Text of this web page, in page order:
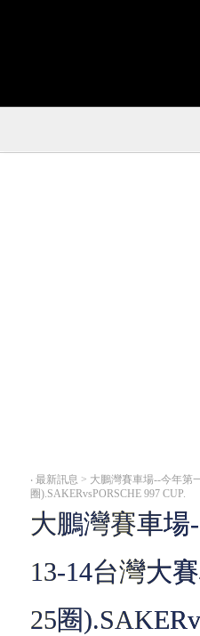
‧最新訊息 > 大鵬灣賽車場--今年第
圈).SAKERvsPORSCHE 997 CUP.
大鵬灣賽車場
13-14台灣大
25圈